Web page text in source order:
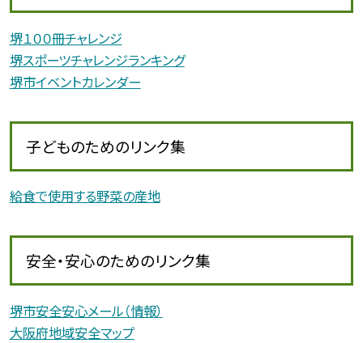
堺１００冊チャレンジ
堺スポーツチャレンジランキング
堺市イベントカレンダー
子どものためのリンク集
給食で使用する野菜の産地
安全・安心のためのリンク集
堺市安全安心メール（情報）
大阪府地域安全マップ